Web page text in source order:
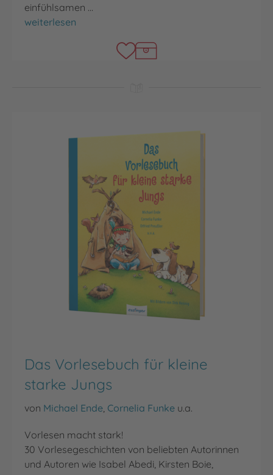
einfühlsamen …
Das Vorlesebuch für starke Kinder
weiterlesen
Das Vorlesebuch für kleine
starke Jungs
von Michael Ende Cornelia Funke u.a.
Vorlesen macht stark!
30 Vorlesegeschichten von beliebten Autorinnen
und Autoren wie Isabel Abedi, Kirsten Boie,